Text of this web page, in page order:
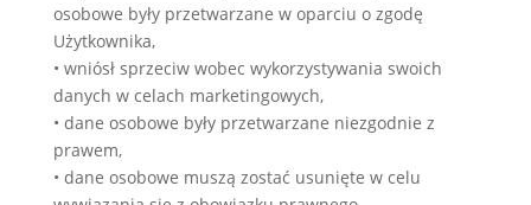
osobowe były przetwarzane w oparciu o zgodę
Użytkownika,
• wniósł sprzeciw wobec wykorzystywania swoich
danych w celach marketingowych,
• dane osobowe były przetwarzane niezgodnie z
prawem,
• dane osobowe muszą zostać usunięte w celu